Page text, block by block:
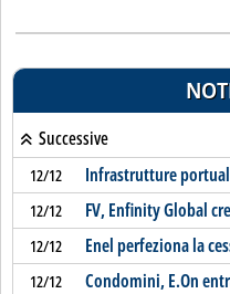
Successive
12/12 Infrastrutture
12/12 FV, Enfinity Global
12/12 Enel perfeziona la
12/12 Condomini, E.On